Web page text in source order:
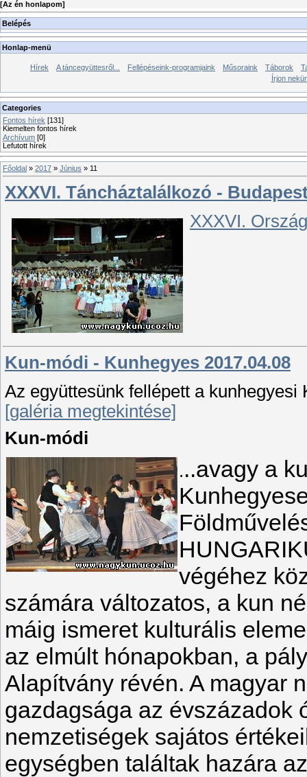
[Az én honlapom]
Belépés
Honlap-menü
Hírek A táncegyüttesről... Fellépéseink-programjaink Műsoraink Táborok
Írjon
Categories
Fontos hírek [131]
Kiemelten fontos hírek
Archívum [0]
Lefutott hírek
Főoldal » 2017 » Június » 11
XXXVI. Táncháztalálkozó -
XXXVI.
Kun-módi - Kunhegyes 2017.04.08
Az együttesünk fellépett a
[galéria megtekintése]
Kun-módi
...avagy a
végéhez
számára változatos, a kun
máig ismeret kulturális
az elmúlt hónapokban, a
Alapítvány révén. A magyar
gazdagsága az évszázadok
nemzetiségek sajátos
egységben találtak hazára